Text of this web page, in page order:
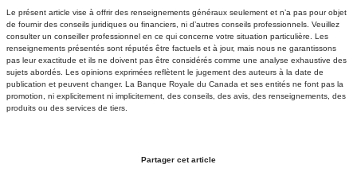
Le présent article vise à offrir des renseignements généraux seulement et n’a pas pour objet
de fournir des conseils juridiques ou financiers, ni d’autres conseils professionnels. Veuillez
consulter un conseiller professionnel en ce qui concerne votre situation particulière. Les
renseignements présentés sont réputés être factuels et à jour, mais nous ne garantissons
pas leur exactitude et ils ne doivent pas être considérés comme une analyse exhaustive des
sujets abordés. Les opinions exprimées reflètent le jugement des auteurs à la date de
publication et peuvent changer. La Banque Royale du Canada et ses entités ne font pas la
promotion, ni explicitement ni implicitement, des conseils, des avis, des renseignements, des
produits ou des services de tiers.
Partager cet article